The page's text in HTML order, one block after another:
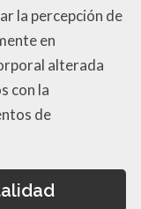
la percepción de
en
alterada
con la
de